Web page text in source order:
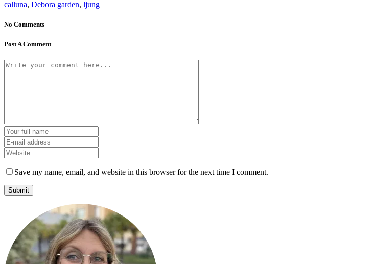
calluna, Debora garden, ljung
No Comments
Post A Comment
Save my name, email, and website in this browser for the next time I comment.